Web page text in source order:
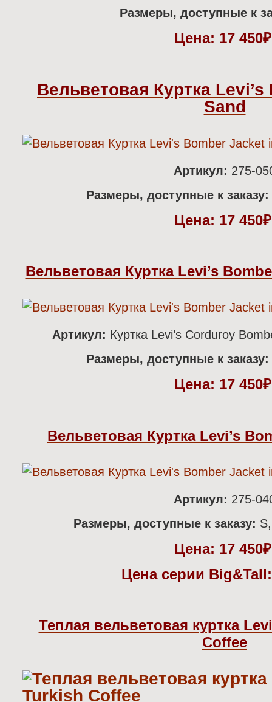
Размеры, доступные к
Цена: 17
Вельветовая Куртка
Sand
Артикул: 275-
Размеры, доступные к заказу:
Цена: 17
Вельветовая Куртка Levi’s
Артикул: Куртка Levi’s Corduroy
Размеры, доступные к заказу:
Цена: 17
Вельветовая Куртка Levi’s
Артикул: 275-
Размеры, доступные к заказу:
Цена: 17
Цена серии
Теплая вельветовая куртка
Coffee